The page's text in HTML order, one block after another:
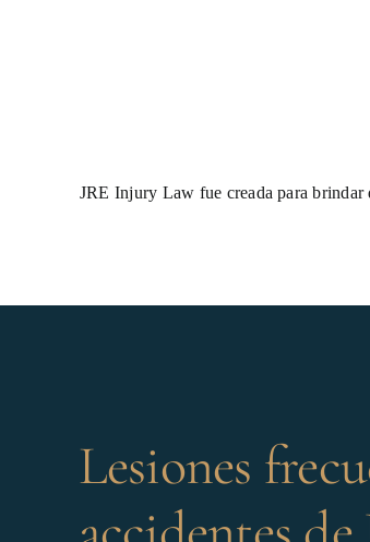
JRE Injury Law fue creada para brindar
Lesiones